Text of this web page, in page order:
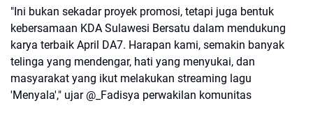
"Ini bukan sekadar proyek promosi, tetapi juga bentuk
kebersamaan KDA Sulawesi Bersatu dalam mendukung
karya terbaik April DA7. Harapan kami, semakin banyak
telinga yang mendengar, hati yang menyukai, dan
masyarakat yang ikut melakukan streaming lagu
'Menyala'," ujar @_Fadisya perwakilan komunitas